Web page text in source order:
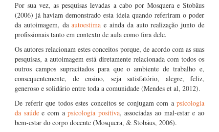
Por sua vez, as pesquisas levadas a cabo por Mosquera e Stobäus
(2006) já haviam demonstrado esta ideia quando referiram o poder
da autoimagem, daautoestima e ainda da auto realização junto de
profissionais tanto em contexto de aula como fora dele.
Os autores relacionam estes conceitos porque, de acordo com as suas
pesquisas, a autoimagem está diretamente relacionada com todos os
outros campos supracitados para que o ambiente de trabalho e,
consequentemente, de ensino, seja satisfatório, alegre, feliz,
generoso e solidário entre toda a comunidade (Mendes et al, 2012).
De referir que todos estes conceitos se conjugam com a psicologia
da saúdee com apsicologia positiva, associadas ao mal-estar e ao
bem-estar do corpo docente (Mosquera, & Stobäus, 2006).